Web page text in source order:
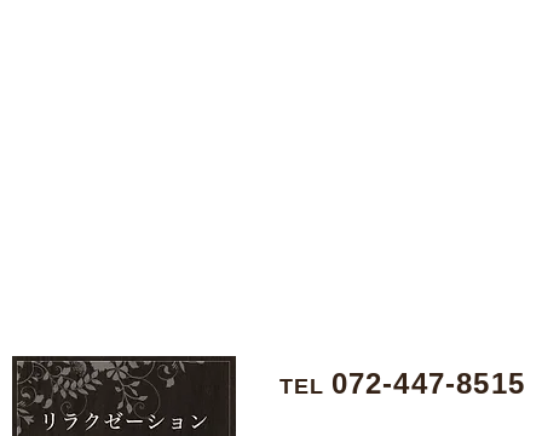
TEL 072-447-8515